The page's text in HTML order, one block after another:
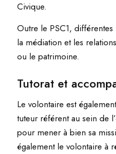
Civique.
Outre le PSC1,
la médiation et les
ou le patrimoine.
Tutorat et
Le volontaire est
tuteur référent au sein de
pour mener à bien sa
également le volontaire à